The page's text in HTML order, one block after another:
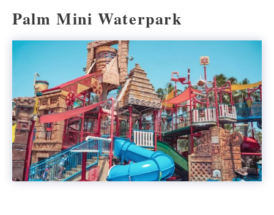
Palm Mini Waterpark